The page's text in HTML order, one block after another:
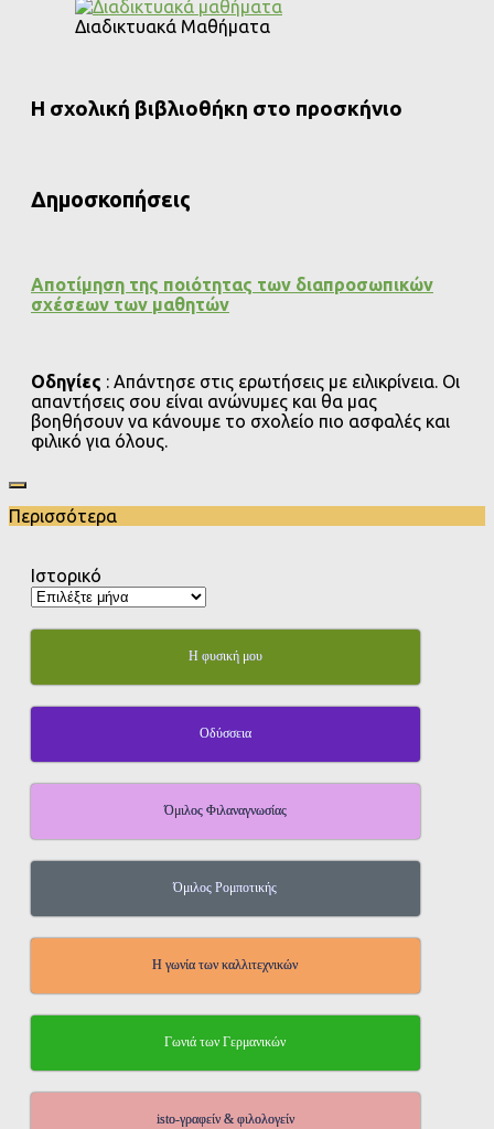
Διαδικτυακά Μαθήματα
Η σχολική βιβλιοθήκη στο προσκήνιο
Δημοσκοπήσεις
Αποτίμηση της ποιότητας των διαπροσωπικών
σχέσεων των μαθητών
Οδηγίες : Απάντησε στις ερωτήσεις με ειλικρίνεια. Οι
απαντήσεις σου είναι ανώνυμες και θα μας
βοηθήσουν να κάνουμε το σχολείο πιο ασφαλές και
φιλικό για όλους.
Περισσότερα
Ιστορικό
Η φυσική μου
Οδύσσεια
Όμιλος Φιλαναγνωσίας
Όμιλος Ρομποτικής
Η γωνία των καλλιτεχνικών
Γωνιά των Γερμανικών
isto-γραφείν & φιλολογείν